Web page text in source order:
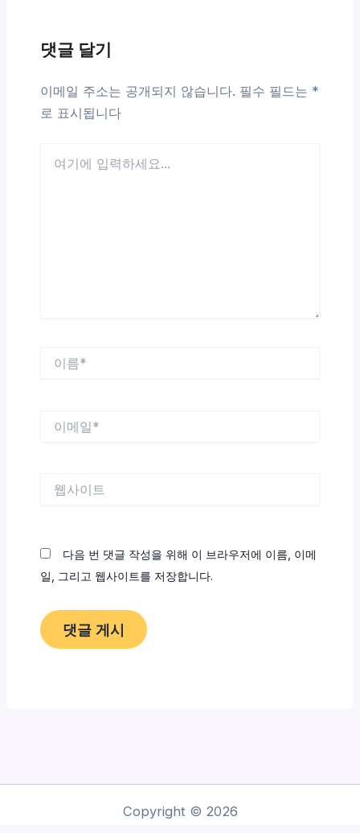
댓글 달기
이메일 주소는 공개되지 않습니다. 필수 필드는 *
로 표시됩니다
다음 번 댓글 작성을 위해 이 브라우저에 이름, 이메
일, 그리고 웹사이트를 저장합니다.
Copyright © 2026